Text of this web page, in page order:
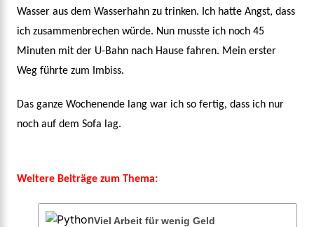
Wasser aus dem Wasserhahn zu trinken. Ich hatte Angst, dass
ich zusammenbrechen würde. Nun musste ich noch 45
Minuten mit der U-Bahn nach Hause fahren. Mein erster
Weg führte zum Imbiss.
Das ganze Wochenende lang war ich so fertig, dass ich nur
noch auf dem Sofa lag.
Weitere Beiträge zum Thema:
Viel Arbeit für wenig Geld